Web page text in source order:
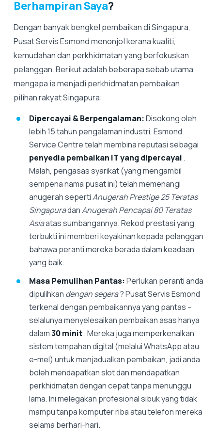
Berhampiran Saya?
Dengan banyak bengkel pembaikan di Singapura,
Pusat Servis Esmond menonjol kerana kualiti,
kemudahan dan perkhidmatan yang berfokuskan
pelanggan. Berikut adalah beberapa sebab utama
mengapa ia menjadi perkhidmatan pembaikan
pilihan rakyat Singapura:
Dipercayai & Berpengalaman:Disokong oleh
lebih 15 tahun pengalaman industri, Esmond
Service Centre telah membina reputasi sebagai
penyedia pembaikan IT yang dipercayai .
Malah, pengasas syarikat (yang mengambil
sempena nama pusat ini) telah memenangi
anugerah sepertiAnugerah Prestige 25 Teratas
SingapuradanAnugerah Pencapai 80 Teratas
Asiaatas sumbangannya. Rekod prestasi yang
terbukti ini memberi keyakinan kepada pelanggan
bahawa peranti mereka berada dalam keadaan
yang baik.
Masa Pemulihan Pantas:Perlukan peranti anda
dipulihkan dengan segera? Pusat Servis Esmond
terkenal dengan pembaikannya yang pantas –
selalunya menyelesaikan pembaikan asas hanya
dalam30 minit. Mereka juga memperkenalkan
sistem tempahan digital (melalui WhatsApp atau
e-mel) untuk menjadualkan pembaikan, jadi anda
boleh mendapatkan slot dan mendapatkan
perkhidmatan dengan cepat tanpa menunggu
lama. Ini melegakan profesional sibuk yang tidak
mampu tanpa komputer riba atau telefon mereka
selama berhari-hari.